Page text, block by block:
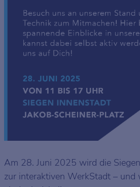
Am 28. Juni 2025 wird die
zur interaktiven WerkStadt – und